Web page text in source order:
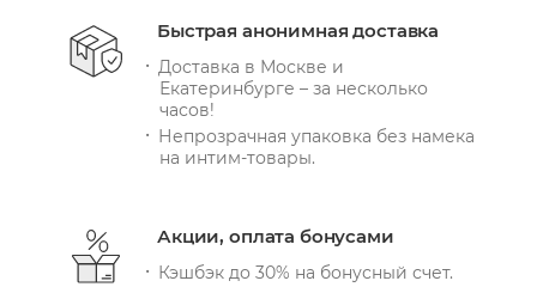
Быстрая анонимная доставка
Доставка в Москве и
Екатеринбурге – за несколько
часов!
Непрозрачная упаковка без намека
на интим-товары.
Акции, оплата бонусами
Кэшбэк до 30% на бонусный счет.